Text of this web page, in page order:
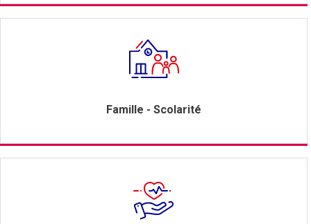
Famille - Scolarité